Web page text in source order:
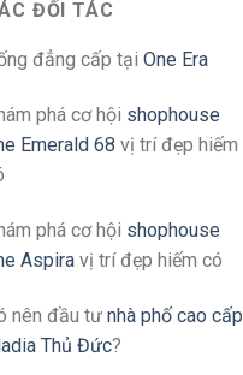
ĐỐI TÁC
đẳng cấp tại One Era
phá cơ hội shophouse
Emerald 68 vị trí đẹp hiếm
phá cơ hội shophouse
Aspiravị trí đẹp hiếm có
nên đầu tư nhà phố cao cấp
Thủ Đức?